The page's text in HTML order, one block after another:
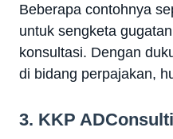
Beberapa contohnya
untuk sengketa
konsultasi. Dengan
di bidang perpajakan,
3. KKP